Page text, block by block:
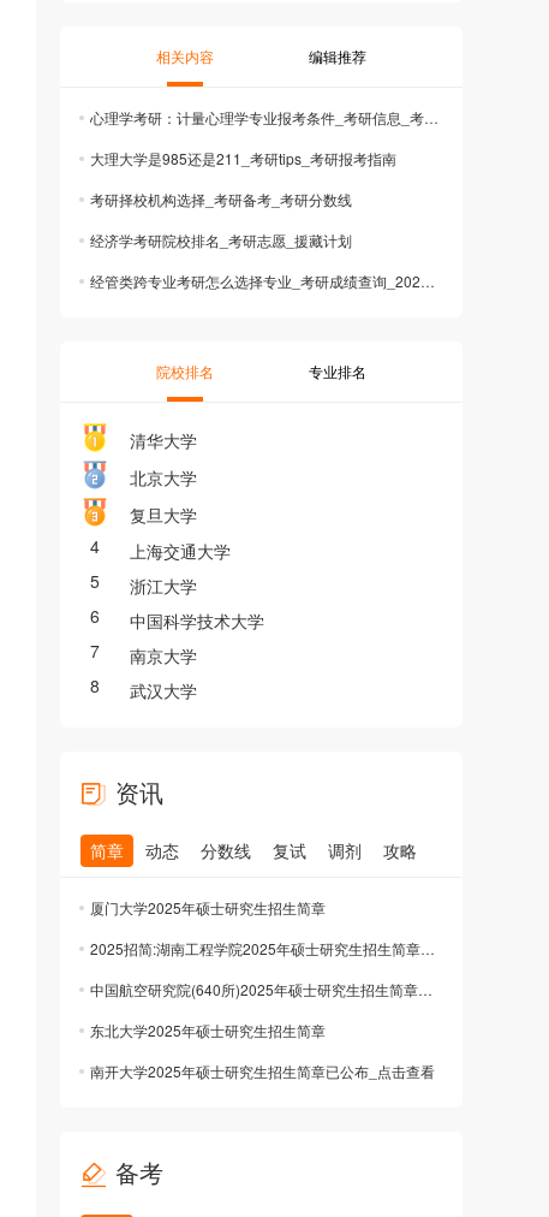
相关内容 编辑推荐
心理学考研：计量心理学专业报考条件_考研信息_考研调剂
大理大学是985还是211_考研tips_考研报考指南
考研择校机构选择_考研备考_考研分数线
经济学考研院校排名_考研志愿_援藏计划
经管类跨专业考研怎么选择专业_考研成绩查询_2025考研
院校排名 专业排名
清华大学
北京大学
复旦大学
4
上海交通大学
5
浙江大学
6
中国科学技术大学
7
南京大学
8
武汉大学
资讯
简章 动态 分数线 复试 调剂 攻略
厦门大学2025年硕士研究生招生简章
2025招简:湖南工程学院2025年硕士研究生招生简章已公布
中国航空研究院(640所)2025年硕士研究生招生简章公布已公布
东北大学2025年硕士研究生招生简章
南开大学2025年硕士研究生招生简章已公布_点击查看
备考